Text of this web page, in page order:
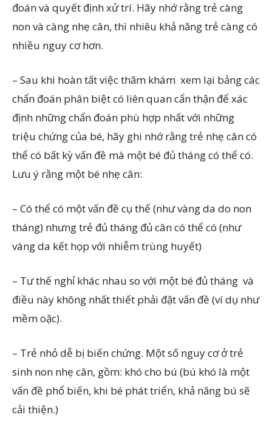
đoán và quyết định xử trí. Hãy nhớ rằng trẻ càng
non và càng nhẹ cân, thì nhiêu khả năng trẻ càng có
nhiều nguy cơ hơn.
– Sau khi hoàn tất việc thăm khám xem lại bảng các
chẩn đoán phân biệt có liên quan cẩn thận để xác
định những chẩn đoán phù hợp nhất với những
triệu chứng của bé, hãy ghi nhớ rằng trẻ nhẹ cân có
thể có bất kỳ vấn đề mà một bé đủ tháng có thể có.
Lưu ý rằng một bé nhẹ cân:
– Có thể có một vấn đề cụ thể (như vàng da do non
tháng) nhưng trẻ đủ tháng đủ cân có thể có (như
vàng da kết họp với nhiễm trùng huyết)
– Tư thế nghỉ khác nhau so với một bé đủ tháng và
điều này không nhất thiết phải đặt vấn đề (ví dụ như
mềm oặc).
– Trẻ nhỏ dễ bị biến chứng. Một số nguy cơ ở trẻ
sinh non nhẹ cân, gồm: khó cho bú (bú khó là một
vấn đề phổ biến, khi bé phát triển, khả năng bú sẽ
cải thiện.)